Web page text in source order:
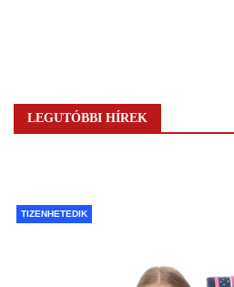
LEGUTÓBBI HÍREK
TIZENHETEDIK